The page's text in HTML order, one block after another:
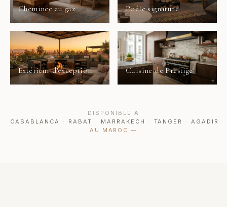
Cheminée au gaz Poêle signature
Extérieur d'exception Cuisine de Prestige
DISPONIBLE À
CASABLANCA
· RABAT · MARRAKECH · TANGER · AGADIR
·
AU MAROC —